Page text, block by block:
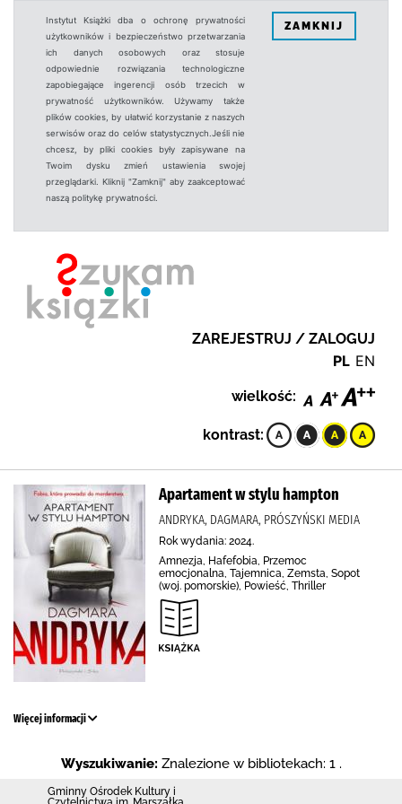
Instytut Książki dba o ochronę prywatności
użytkowników i bezpieczeństwo przetwarzania
ich danych osobowych oraz stosuje
odpowiednie rozwiązania technologiczne
zapobiegające ingerencji osób trzecich w
prywatność użytkowników. Używamy także
plików cookies, by ułatwić korzystanie z naszych
serwisów oraz do celów statystycznych.Jeśli nie
chcesz, by pliki cookies były zapisywane na
Twoim dysku zmień ustawienia swojej
przeglądarki. Kliknij "Zamknij" aby zaakceptować
naszą politykę prywatności.
ZAMKNIJ
ZAREJESTRUJ / ZALOGUJ
PL EN
wielkość:
kontrast:
Apartament w stylu hampton
ANDRYKA, DAGMARA, PRÓSZYŃSKI MEDIA
Rok wydania: 2024.
Amnezja, Hafefobia, Przemoc
emocjonalna, Tajemnica, Zemsta, Sopot
(woj. pomorskie), Powieść, Thriller
Więcej informacji
Wyszukiwanie: Znalezione w bibliotekach: 1 .
Gminny Ośrodek Kultury i